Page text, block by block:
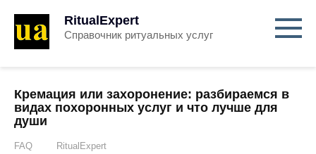
RitualExpert
Справочник ритуальных услуг
Кремация или захоронение: разбираемся в
видах похоронных услуг и что лучше для
души
FAQ RitualExpert